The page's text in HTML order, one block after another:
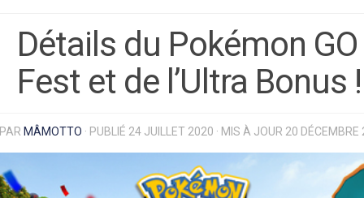
Détails du Pokémon GO
Fest et de l’Ultra Bonus !
PAR MÂMOTTO · PUBLIÉ 24 JUILLET 2020 · MIS À JOUR 20 DÉCEMBRE